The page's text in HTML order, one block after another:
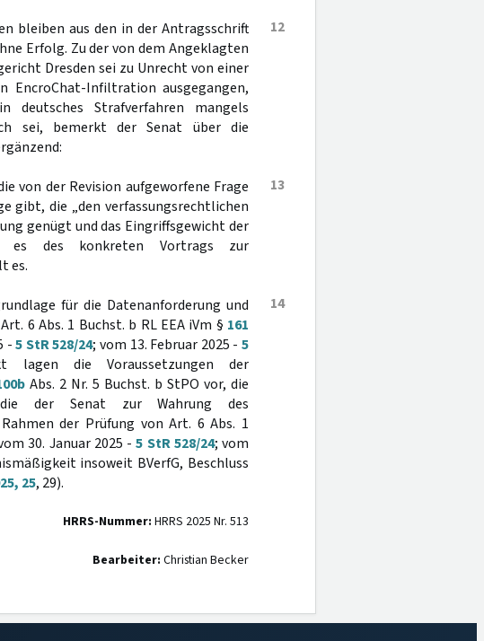
12
bleiben aus den in der Antragsschrift
Erfolg. Zu der von dem Angeklagten
Dresden sei zu Unrecht von einer
EncroChat-Infiltration ausgegangen,
Strafverfahren mangels
sei, bemerkt der Senat über die
13
von der Revision aufgeworfene Frage
gibt, die „den verfassungsrechtlichen
genügt und das Eingriffsgewicht der
es des konkreten Vortrags zur
es.
14
für die Datenanforderung und
6 Abs. 1 Buchst. b RL EEA iVm § 161
-5 StR 528/24; vom 13. Februar 2025 -5
die Voraussetzungen der
Abs. 2 Nr. 5 Buchst. b StPO vor, die
der Senat zur Wahrung des
der Prüfung von Art. 6 Abs. 1
30. Januar 2025 -5 StR 528/24; vom
insoweit BVerfG, Beschluss
25, 29).
HRRS-Nummer: HRRS 2025 Nr. 513
Bearbeiter: Christian Becker